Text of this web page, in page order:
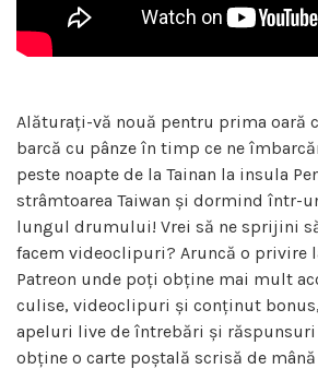
Alăturați-vă nouă pentru prima oară
barcă cu pânze în timp ce ne
peste noapte de la Tainan la insula
strâmtoarea Taiwan și dormind într-
lungul drumului! Vrei să ne sprijini
facem videoclipuri? Aruncă o privire
Patreon unde poți obține mai mult
culise, videoclipuri și conținut
apeluri live de întrebări și
obține o carte poștală scrisă de